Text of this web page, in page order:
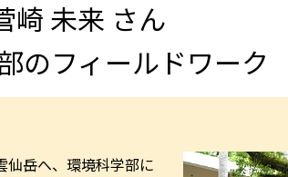
崎 未来 さん
のフィールドワーク
岳へ、環境科学部に